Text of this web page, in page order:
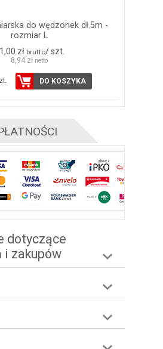
do wędzonek dł.5m -
rozmiar L
zł brutto/ szt.
8,94 zł netto
DO KOSZYKA
dotyczące
i zakupów